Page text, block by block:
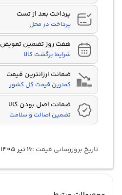
پرداخت بعد از تست
پرداخت در محل
هفت روز تضمین تعویض
شرایط برگشت کالا
ضمانت ارزانترین قیمت
کمترین قیمت کل کشور
ضمانت اصل بودن کالا
تضمین اصالت و سلامت
تاریخ بروزرسانی قیمت :۱۶ تیر ۱۴۰۵